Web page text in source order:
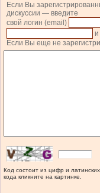
Если Вы
дискуссии — введите
свой логин (email)
и
Если Вы еще не
Код состоит из цифр и
кода кликните на картинке.